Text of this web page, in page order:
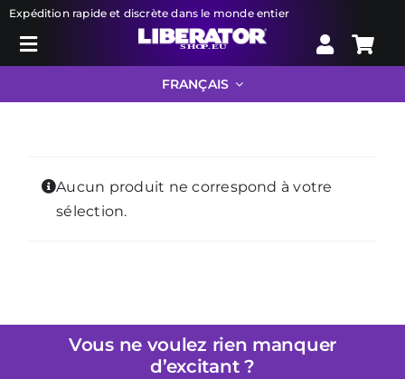
Skip
Expédition rapide et discrète dans le monde entier
Toggle
Search
Bondage
Droguerie
FRANÇAIS
Aucun produit ne correspond à votre
sélection.
Vous ne voulez rien manquer
d’excitant ?